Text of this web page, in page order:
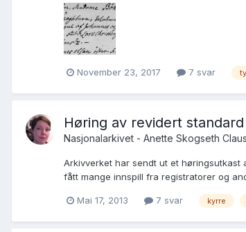
November 23, 2017 7 svar
Høring av revidert
Nasjonalarkivet - Anette Skogseth
Arkivverket har sendt ut et høringsutkast
fått mange innspill fra registratorer og
Mai 17, 2013 7 svar kyrre